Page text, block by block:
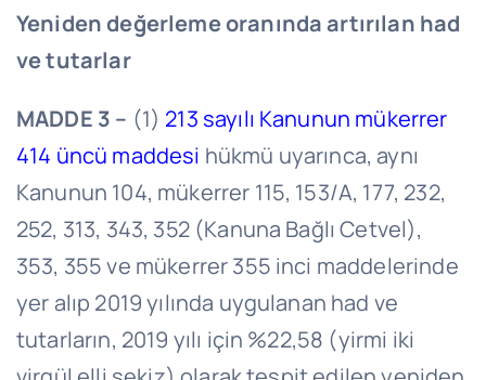
Yeniden değerleme oranında artırılan had
ve tutarlar
MADDE 3 – (1) 213 sayılı Kanunun mükerrer
414 üncü maddesi hükmü uyarınca, aynı
Kanunun 104, mükerrer 115, 153/A, 177, 232,
252, 313, 343, 352 (Kanuna Bağlı Cetvel),
353, 355 ve mükerrer 355 inci maddelerinde
yer alıp 2019 yılında uygulanan had ve
tutarların, 2019 yılı için %22,58 (yirmi iki